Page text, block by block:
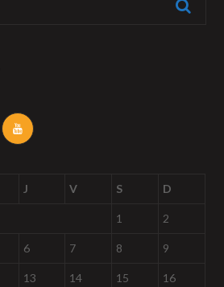
J V S D
1 2
6 7 8 9
13 14 15 16